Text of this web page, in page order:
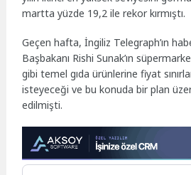
martta yüzde 19,2 ile rekor kırmıştı.
Geçen hafta, İngiliz Telegraph’ın
Başbakanı Rishi Sunak’ın
gibi temel gıda ürünlerine fiyat
isteyeceği ve bu konuda bir plan
edilmişti.